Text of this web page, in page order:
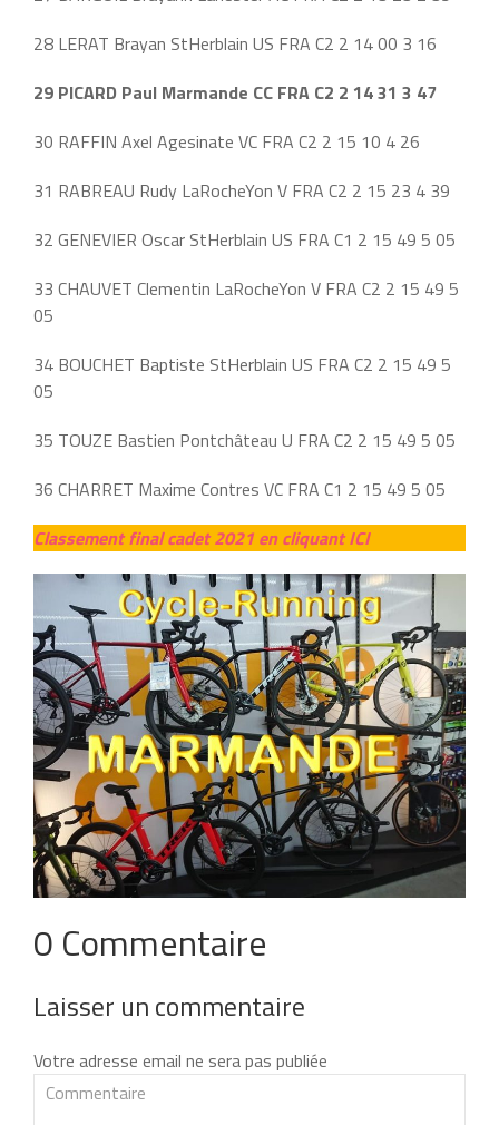
28 LERAT Brayan StHerblain US FRA C2 2 14 00 3 16
29 PICARD Paul Marmande CC FRA C2 2 14 31 3 47
30 RAFFIN Axel Agesinate VC FRA C2 2 15 10 4 26
31 RABREAU Rudy LaRocheYon V FRA C2 2 15 23 4 39
32 GENEVIER Oscar StHerblain US FRA C1 2 15 49 5 05
33 CHAUVET Clementin LaRocheYon V FRA C2 2 15 49 5
05
34 BOUCHET Baptiste StHerblain US FRA C2 2 15 49 5
05
35 TOUZE Bastien Pontchâteau U FRA C2 2 15 49 5 05
36 CHARRET Maxime Contres VC FRA C1 2 15 49 5 05
Classement final cadet 2021 en cliquant ICI
0 Commentaire
Laisser un commentaire
Votre adresse email ne sera pas publiée